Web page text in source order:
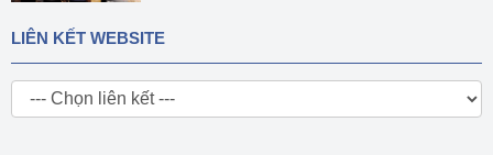
LIÊN KẾT WEBSITE